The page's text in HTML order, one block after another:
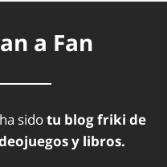
a Fan
ha sidotu blog friki de
y libros.